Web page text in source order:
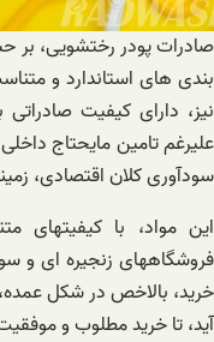
صادرات پودر رختشویی،
بندی های استاندارد و
نیز، دارای کیفیت صادراتی
علیرغم تامین مایحتاج
سودآوری کلان اقتصادی،
این مواد، با کیفیتهای
فروشگاههای زنجیره ای و
خرید، بالاخص در شکل
آید، تا خرید مطلوب و